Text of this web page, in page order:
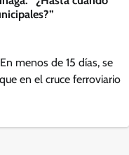
menos de 15 días, se
en el cruce ferroviario